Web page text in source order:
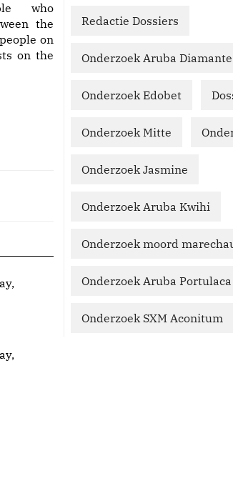
who
the
on
on the
Redactie Dossiers
Onderzoek Aruba Diamante
Onderzoek Edobet
Onderzoek Mitte
Onderzoek Jasmine
Onderzoek Aruba Kwihi
Onderzoek moord
Onderzoek Aruba Portulaca
Onderzoek SXM Aconitum